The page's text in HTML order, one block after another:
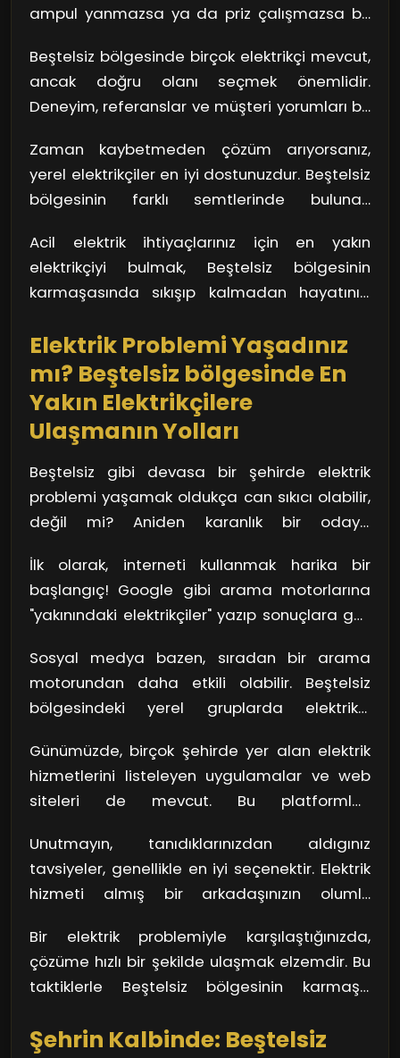
ampul yanmazsa ya da priz çalışmazsa bu
panik yapmamalısınız. İlk olarak, sorunun
kaynağını anlamaya çalışın. Kısa devre mi
oldu, yoksa bir sigorta mı attı? Basit bir
durumda, sigorta kutunuza bakarak durumu
çözebilirsiniz. Ancak durum karmaşıklaşırsa,
uzman yardımına başvurmak en sağlıklı yol
olacaktır.
Beştelsiz bölgesinde birçok elektrikçi mevcut,
ancak doğru olanı seçmek önemlidir.
Deneyim, referanslar ve müşteri yorumları bu
durumlarda hızlı cevap verebilmesi için 7/24
hizmet veren firmalar tercih edilmelidir.
Unutmayın ki, bu tür işler güvenlik açısından
hayati önem taşır.
Zaman kaybetmeden çözüm arıyorsanız,
yerel elektrikçiler en iyi dostunuzdur. Beştelsiz
bölgesinin farklı semtlerinde bulunan
sağlayarak sorunlarınıza anında müdahale
edebilir. Bu noktada, çevrenizdeki
arkadaşlarınızın önerilerini değerlendirmeniz
Acil elektrik ihtiyaçlarınız için en yakın
elektrikçiyi bulmak, Beştelsiz bölgesinin
karmaşasında sıkışıp kalmadan hayatınızı
Elektrik Problemi Yaşadınız
mı? Beştelsiz bölgesinde En
Yakın Elektrikçilere
Ulaşmanın Yolları
Beştelsiz gibi devasa bir şehirde elektrik
problemi yaşamak oldukça can sıkıcı olabilir,
değil mi? Aniden karanlık bir odaya
kapanması pek çok kişi için stres kaynağıdır.
Bu durumda hızlı bir çözüm bulmak şart. Peki,
Beştelsiz bölgesinde en yakın elektrikçiye
ulaşmanın yolları nelerdir?
İlk olarak, interneti kullanmak harika bir
başlangıç! Google gibi arama motorlarına
"yakınındaki elektrikçiler" yazıp sonuçlara göz
doğruluğunu kontrol etmek önemli. Kullanıcı
yorumları ve değerlendirmeleri, hangi
elektrikçinin güvenilir olduğunu anlamanıza
yardımcı olabilir. Hızlıca bir iki telefon
numarası alın ve iletişime geçin.
Sosyal medya bazen, sıradan bir arama
motorundan daha etkili olabilir. Beştelsiz
bölgesindeki yerel gruplarda elektrikçi
paylaştığı bu platformlar, size en uygun
seçeneği bulmanızda büyük bir yardımcıdır.
Ayrıca, sorunuzu direkt olarak sormak, anında
yanıt almanıza yol açabilir.
Günümüzde, birçok şehirde yer alan elektrik
hizmetlerini listeleyen uygulamalar ve web
siteleri de mevcut. Bu platformlar,
sağlayıcıları bulmasına yardımcı oluyor. Aynı
zamanda, yapmanız gereken tek şey birkaç
tıklama ile en yakın elektriği bulmak.
Unutmayın, tanıdıklarınızdan aldıgınız
tavsiyeler, genellikle en iyi seçenektir. Elektrik
hizmeti almış bir arkadaşınızın olumlu
yapmanıza yardımcı olabilir.
Bir elektrik problemiyle karşılaştığınızda,
çözüme hızlı bir şekilde ulaşmak elzemdir. Bu
taktiklerle Beştelsiz bölgesinin karmaşık
elektrikçiye ulaşabilirsiniz.
Şehrin Kalbinde: Beştelsiz